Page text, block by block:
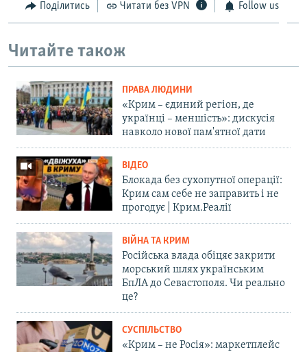
Поділитись Читати без VPN Follow us
Читайте також
ПРАВА ЛЮДИНИ
«Крим – єдиний регіон, де
українці – меншість»: дискусія
навколо нової пам'ятної дати
ВІДЕО
Блокада без сухопутної операції:
Крим сам себе не заправить і не
прогодує | Крим.Реалії
ВІЙНА ТА КРИМ
Російська влада обіцяє закрити
морський шлях українським
БпЛА до Севастополя. Чи реально
це?
СУСПІЛЬСТВО
«Крим – не Росія»: маркетплейс